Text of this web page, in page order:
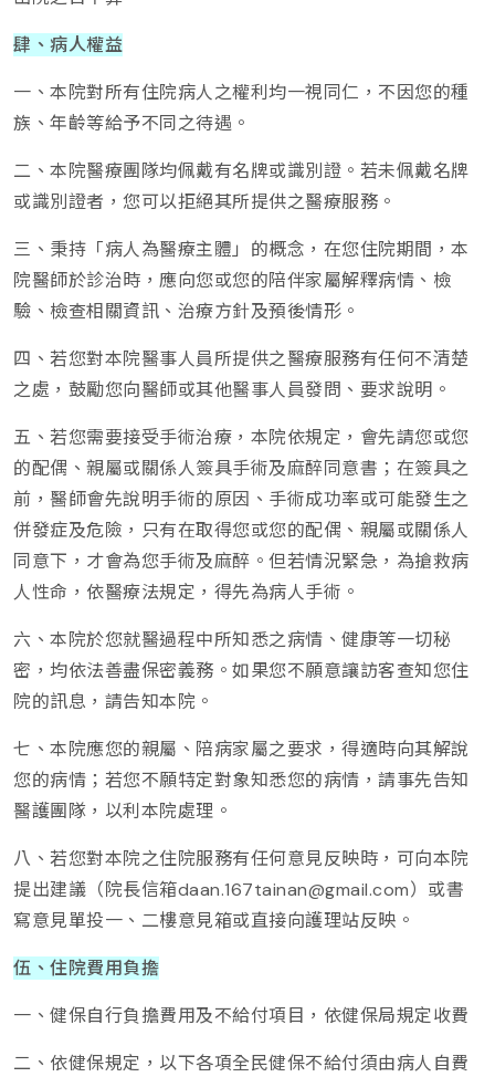
肆、病人權益
一、本院對所有住院病人之權利均一視同仁，不因您的種
族、年齡等給予不同之待遇。
二、本院醫療團隊均佩戴有名牌或識別證。若未佩戴名牌
或識別證者，您可以拒絕其所提供之醫療服務。
三、秉持「病人為醫療主體」的概念，在您住院期間，本
院醫師於診治時，應向您或您的陪伴家屬解釋病情、檢
驗、檢查相關資訊、治療方針及預後情形。
四、若您對本院醫事人員所提供之醫療服務有任何不清楚
之處，鼓勵您向醫師或其他醫事人員發問、要求說明。
五、若您需要接受手術治療，本院依規定，會先請您或您
的配偶、親屬或關係人簽具手術及麻醉同意書；在簽具之
前，醫師會先說明手術的原因、手術成功率或可能發生之
併發症及危險，只有在取得您或您的配偶、親屬或關係人
同意下，才會為您手術及麻醉。但若情況緊急，為搶救病
人性命，依醫療法規定，得先為病人手術。
六、本院於您就醫過程中所知悉之病情、健康等一切秘
密，均依法善盡保密義務。如果您不願意讓訪客查知您住
院的訊息，請告知本院。
七、本院應您的親屬、陪病家屬之要求，得適時向其解說
您的病情；若您不願特定對象知悉您的病情，請事先告知
醫護團隊，以利本院處理。
八、若您對本院之住院服務有任何意見反映時，可向本院
提出建議（院長信箱daan.167tainan@gmail.com）或書
寫意見單投一、二樓意見箱或直接向護理站反映。
伍、住院費用負擔
一、健保自行負擔費用及不給付項目，依健保局規定收費
二、依健保規定，以下各項全民健保不給付須由病人自費